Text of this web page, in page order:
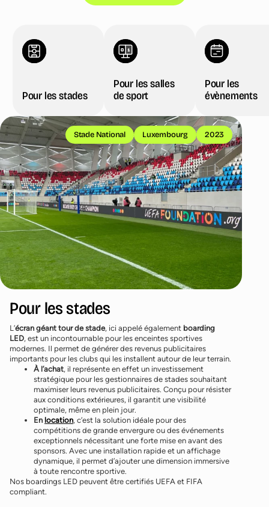
Pour les stades
Pour les salles
de sport
Pour les
évènements
Pour les stadesPour les salles de sport
Pour les évènements
Pour les stades
L’écran géant tour de stade, ici appelé également boarding
LED, est un incontournable pour les enceintes sportives
modernes. Il permet de générer des revenus publicitaires
importants pour les clubs qui les installent autour de leur terrain.
À l’achat, il représente en effet un investissement
stratégique pour les gestionnaires de stades souhaitant
maximiser leurs revenus publicitaires. Conçu pour résister
aux conditions extérieures, il garantit une visibilité
optimale, même en plein jour.
En location, c’est la solution idéale pour des
compétitions de grande envergure ou des événements
exceptionnels nécessitant une forte mise en avant des
sponsors. Avec une installation rapide et un affichage
dynamique, il permet d’ajouter une dimension immersive
à toute rencontre sportive.
Nos boardings LED peuvent être certifiés UEFA et FIFA
compliant.
Stade National Luxembourg 2023